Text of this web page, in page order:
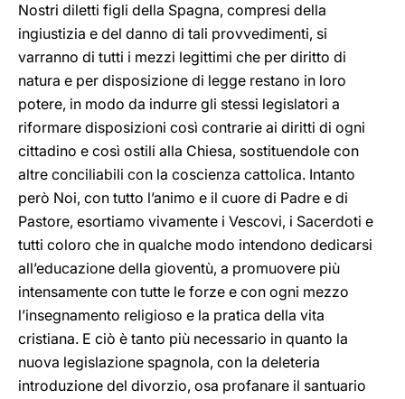
Nostri diletti figli della Spagna, compresi della
ingiustizia e del danno di tali provvedimenti, si
varranno di tutti i mezzi legittimi che per diritto di
natura e per disposizione di legge restano in loro
potere, in modo da indurre gli stessi legislatori a
riformare disposizioni così contrarie ai diritti di ogni
cittadino e così ostili alla Chiesa, sostituendole con
altre conciliabili con la coscienza cattolica. Intanto
però Noi, con tutto l’animo e il cuore di Padre e di
Pastore, esortiamo vivamente i Vescovi, i Sacerdoti e
tutti coloro che in qualche modo intendono dedicarsi
all’educazione della gioventù, a promuovere più
intensamente con tutte le forze e con ogni mezzo
l’insegnamento religioso e la pratica della vita
cristiana. E ciò è tanto più necessario in quanto la
nuova legislazione spagnola, con la deleteria
introduzione del divorzio, osa profanare il santuario